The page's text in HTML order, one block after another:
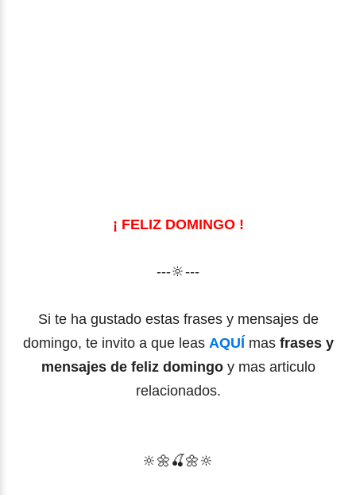
¡ FELIZ DOMINGO !
---🔆---
Si te ha gustado estas frases y mensajes de
domingo, te invito a que leas AQUÍ mas frases y
mensajes de feliz domingoy mas articulo
relacionados.
🔆🌼 🍒🌼 🔆